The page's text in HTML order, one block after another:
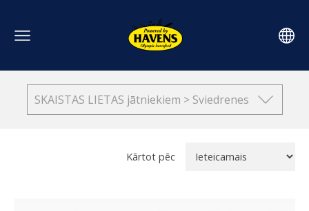
SKAISTAS LIETAS jātniekiem > Sviedrenes
Kārtot pēc